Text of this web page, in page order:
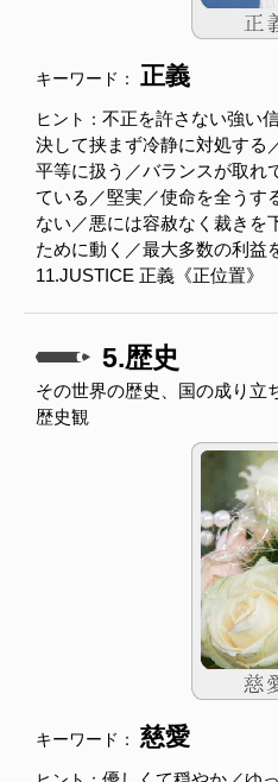
キーワード： 正義
ヒント： 不正を許さない強い
決して挟まず冷静に対処する
平等に扱う／バランスが取れ
ている／堅実／使命を全うす
ない／悪には容赦なく裁きを
ために動く／最大多数の利益
11.JUSTICE 正義《正位置》
5.歴史
その世界の歴史、国の成り立
歴史観
キーワード： 慈愛